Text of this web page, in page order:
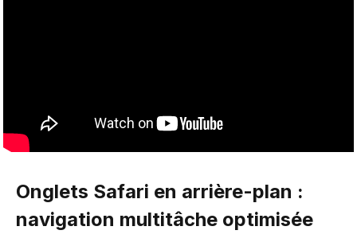
Onglets Safari en arrière-plan :
navigation multitâche optimisée